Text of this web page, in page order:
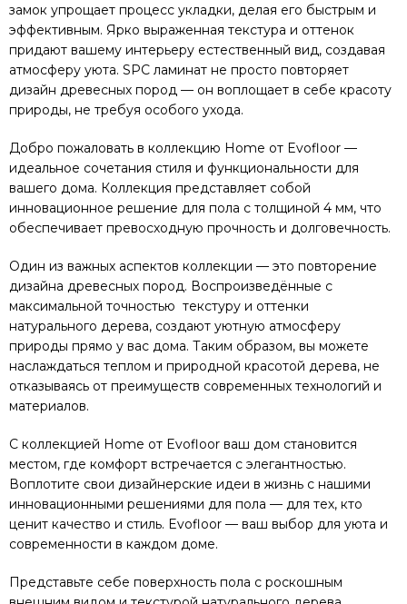
замок упрощает процесс укладки, делая его быстрым и
эффективным. Ярко выраженная текстура и оттенок
придают вашему интерьеру естественный вид, создавая
атмосферу уюта. SPC ламинат не просто повторяет
дизайн древесных пород — он воплощает в себе красоту
природы, не требуя особого ухода.
Добро пожаловать в коллекцию Home от Evofloor —
идеальное сочетания стиля и функциональности для
вашего дома. Коллекция представляет собой
инновационное решение для пола с толщиной 4 мм, что
обеспечивает превосходную прочность и долговечность.
Один из важных аспектов коллекции — это повторение
дизайна древесных пород. Воспроизведённые с
максимальной точностью текстуру и оттенки
натурального дерева, создают уютную атмосферу
природы прямо у вас дома. Таким образом, вы можете
наслаждаться теплом и природной красотой дерева, не
отказываясь от преимуществ современных технологий и
материалов.
С коллекцией Home от Evofloor ваш дом становится
местом, где комфорт встречается с элегантностью.
Воплотите свои дизайнерские идеи в жизнь с нашими
инновационными решениями для пола — для тех, кто
ценит качество и стиль. Evofloor — ваш выбор для уюта и
современности в каждом доме.
Представьте себе поверхность пола с роскошным